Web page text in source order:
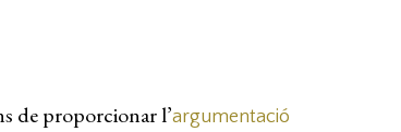
de proporcionar l’argumentació